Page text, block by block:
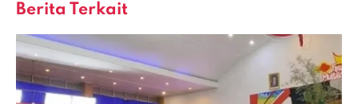
Berita Terkait